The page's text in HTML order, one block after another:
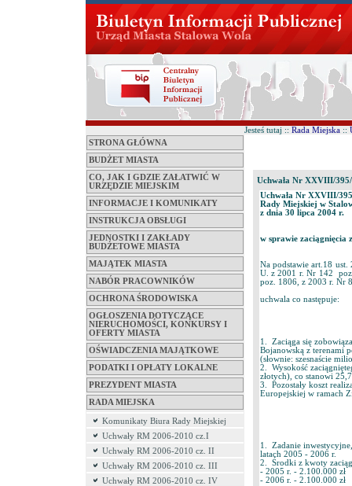
STRONA GŁÓWNA
BUDŻET MIASTA
CO, JAK I GDZIE ZAŁATWIĆ W
URZĘDZIE MIEJSKIM
INFORMACJE I KOMUNIKATY
INSTRUKCJA OBSŁUGI
JEDNOSTKI I ZAKŁADY
BUDŻETOWE MIASTA
MAJĄTEK MIASTA
NABÓR PRACOWNIKÓW
OCHRONA ŚRODOWISKA
OGŁOSZENIA DOTYCZĄCE
NIERUCHOMOŚCI, KONKURSY I
OFERTY MIASTA
OŚWIADCZENIA MAJĄTKOWE
PODATKI I OPŁATY LOKALNE
PREZYDENT MIASTA
RADA MIEJSKA
Komunikaty Biura Rady Miejskiej
Uchwały RM 2006-2010 cz.I
Uchwały RM 2006-2010 cz. II
Uchwały RM 2006-2010 cz. III
Uchwały RM 2006-2010 cz. IV
Jesteś tutaj :: Rada Miejska ::
Uchwała Nr XXVIII/
Uchwała Nr XXVIII/
Rady Miejskiej w
z dnia 30 lipca 2004 r.
w sprawie zaciągnięcia
Na podstawie art.18
U. z 2001 r. Nr 142
poz. 1806, z 2003 r. Nr
uchwala co następuje:
1. Zaciąga się
Bojanowską z terenami
(słownie: szesnaście
2. Wysokość
złotych), co stanowi
3. Pozostały koszt
Europejskiej w ramach
1. Zadanie
latach 2005 - 2006 r.
2. Środki z kwoty
- 2005 r. - 2.100.000 zł
- 2006 r. - 2.100.000 zł